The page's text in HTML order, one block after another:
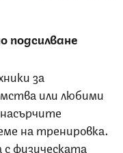
подсилване
за
или любими
на тренировка.
физическата